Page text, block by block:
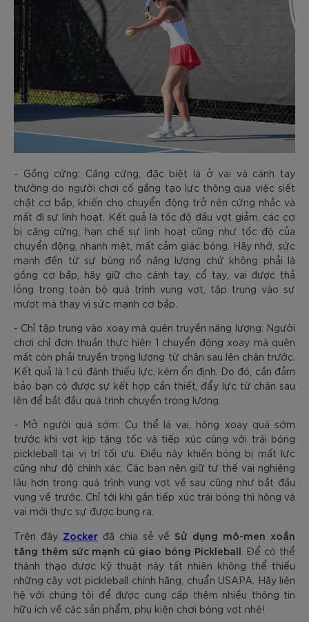
- Gồng cứng: Căng cứng, đặc biệt là ở vai và cánh tay
thường do người chơi cố gắng tạo lực thông qua việc siết
chặt cơ bắp, khiến cho chuyển động trở nên cứng nhắc và
mất đi sự linh hoạt. Kết quả là tốc độ đầu vợt giảm, các cơ
bị căng cứng, hạn chế sự linh hoạt cũng như tốc độ của
chuyển động, nhanh mệt, mất cảm giác bóng. Hãy nhớ, sức
mạnh đến từ sự bùng nổ năng lượng chứ không phải là
gồng cơ bắp, hãy giữ cho cánh tay, cổ tay, vai được thả
lỏng trong toàn bộ quá trình vung vợt, tập trung vào sự
mượt mà thay vì sức mạnh cơ bắp.
- Chỉ tập trung vào xoay mà quên truyền năng lượng: Người
chơi chỉ đơn thuần thực hiện 1 chuyển động xoay mà quên
mất còn phải truyền trọng lượng từ chân sau lên chân trước.
Kết quả là 1 cú đánh thiếu lực, kém ổn định. Do đó, cần đảm
bảo bạn có được sự kết hợp cần thiết, đẩy lực từ chân sau
lên để bắt đầu quá trình chuyển trọng lượng.
- Mở người quá sớm: Cụ thể là vai, hông xoay quá sớm
trước khi vợt kịp tăng tốc và tiếp xúc cùng với trái bóng
pickleball tại vị trí tối ưu. Điều này khiến bóng bị mất lực
cũng như độ chính xác. Các bạn nên giữ tư thế vai nghiêng
lâu hơn trong quá trình vung vợt về sau cũng như bắt đầu
vung về trước. Chỉ tới khi gần tiếp xúc trái bóng thì hông và
vai mới thực sự được bung ra.
Trên đây Zocker đã chia sẻ về Sử dụng mô-men xoắn
tăng thêm sức mạnh cú giao bóng Pickleball . Để có thể
thành thạo được kỹ thuật này tất nhiên không thể thiếu
những cây vợt pickleball chính hãng, chuẩn USAPA. Hãy liên
hệ với chúng tôi để được cung cấp thêm nhiều thông tin
hữu ích về các sản phẩm, phụ kiện chơi bóng vợt nhé!